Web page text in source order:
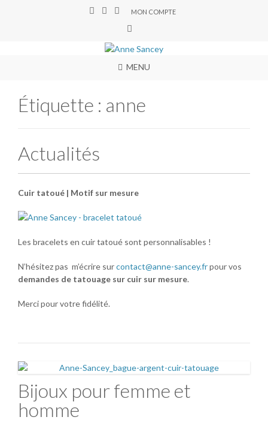
MON COMPTE
MENU
Étiquette : anne
Actualités
Cuir tatoué | Motif sur mesure
Les bracelets en cuir tatoué sont personnalisables !
N’hésitez pas m’écrire surcontact@anne-sancey.frpour vos
demandes de tatouage sur cuir sur mesure.
Merci pour votre fidélité.
Bijoux pour femme et
homme